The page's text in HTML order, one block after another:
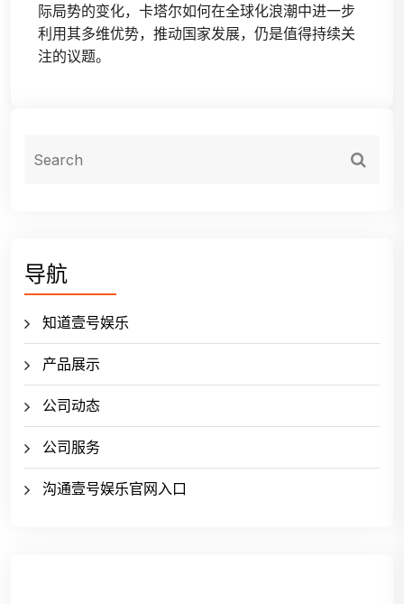
际局势的变化，卡塔尔如何在全球化浪潮中进一步
利用其多维优势，推动国家发展，仍是值得持续关
注的议题。
导航
知道壹号娱乐
产品展示
公司动态
公司服务
沟通壹号娱乐官网入口